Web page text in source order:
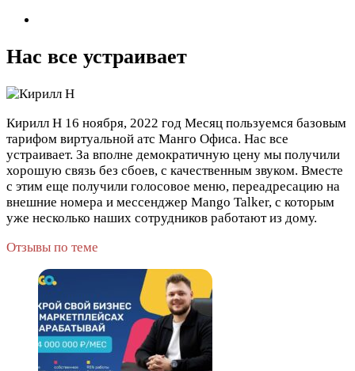
Нас все устраивает
Кирилл Н 16 ноября, 2022 год Месяц пользуемся базовым
тарифом виртуальной атс Манго Офиса. Нас все
устраивает. За вполне демократичную цену мы получили
хорошую связь без сбоев, с качественным звуком. Вместе
с этим еще получили голосовое меню, переадресацию на
внешние номера и мессенджер Mango Talker, с которым
уже несколько наших сотрудников работают из дому.
Отзывы по теме